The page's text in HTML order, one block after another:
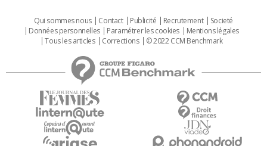
Qui sommes nous Contact Publicité Recrutement
Societé
Données personnelles
Paramétrer les cookies
Mentions légales
Tous les articles
Corrections © 2022 CCM Benchmark